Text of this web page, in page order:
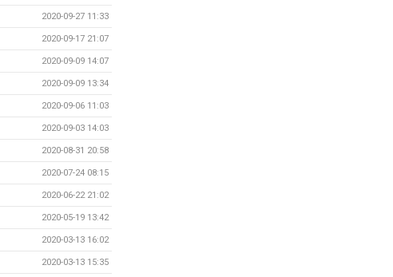
2020-09-27 11:33
2020-09-17 21:07
2020-09-09 14:07
2020-09-09 13:34
2020-09-06 11:03
2020-09-03 14:03
2020-08-31 20:58
2020-07-24 08:15
2020-06-22 21:02
2020-05-19 13:42
2020-03-13 16:02
2020-03-13 15:35